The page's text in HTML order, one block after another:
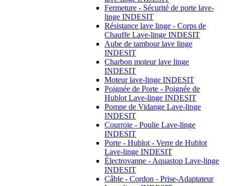
Fermeture - Sécurité de porte lave-
linge INDESIT
Résistance lave linge - Corps de
Chauffe Lave-linge INDESIT
Aube de tambour lave linge
INDESIT
Charbon moteur lave linge
INDESIT
Moteur lave-linge INDESIT
Poignée de Porte - Poignée de
Hublot Lave-linge INDESIT
Pompe de Vidange Lave-linge
INDESIT
Courroie - Poulie Lave-linge
INDESIT
Porte - Hublot - Verre de Hublot
Lave-linge INDESIT
Électrovanne - Aquastop Lave-linge
INDESIT
Câble - Cordon - Prise-Adaptateur